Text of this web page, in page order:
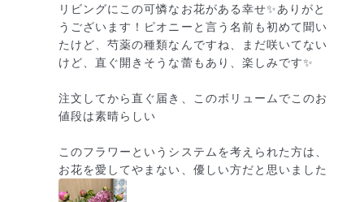
リビングにこの可憐なお花がある幸せ✨ありがと
うございます！ピオニーと言う名前も初めて聞い
たけど、芍薬の種類なんですね、まだ咲いてない
けど、直ぐ開きそうな蕾もあり、楽しみです✨
注文してから直ぐ届き、このボリュームでこのお
値段は素晴らしい
このフラワーというシステムを考えられた方は、
お花を愛してやまない、優しい方だと思いました